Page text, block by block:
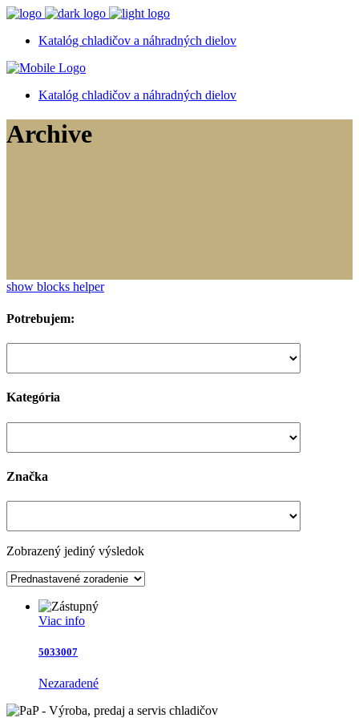
Katalóg chladičov a náhradných dielov
Katalóg chladičov a náhradných dielov
Archive
show blocks helper
Potrebujem:
Kategória
Značka
Zobrazený jediný výsledok
Viac info
5033007
Nezaradené